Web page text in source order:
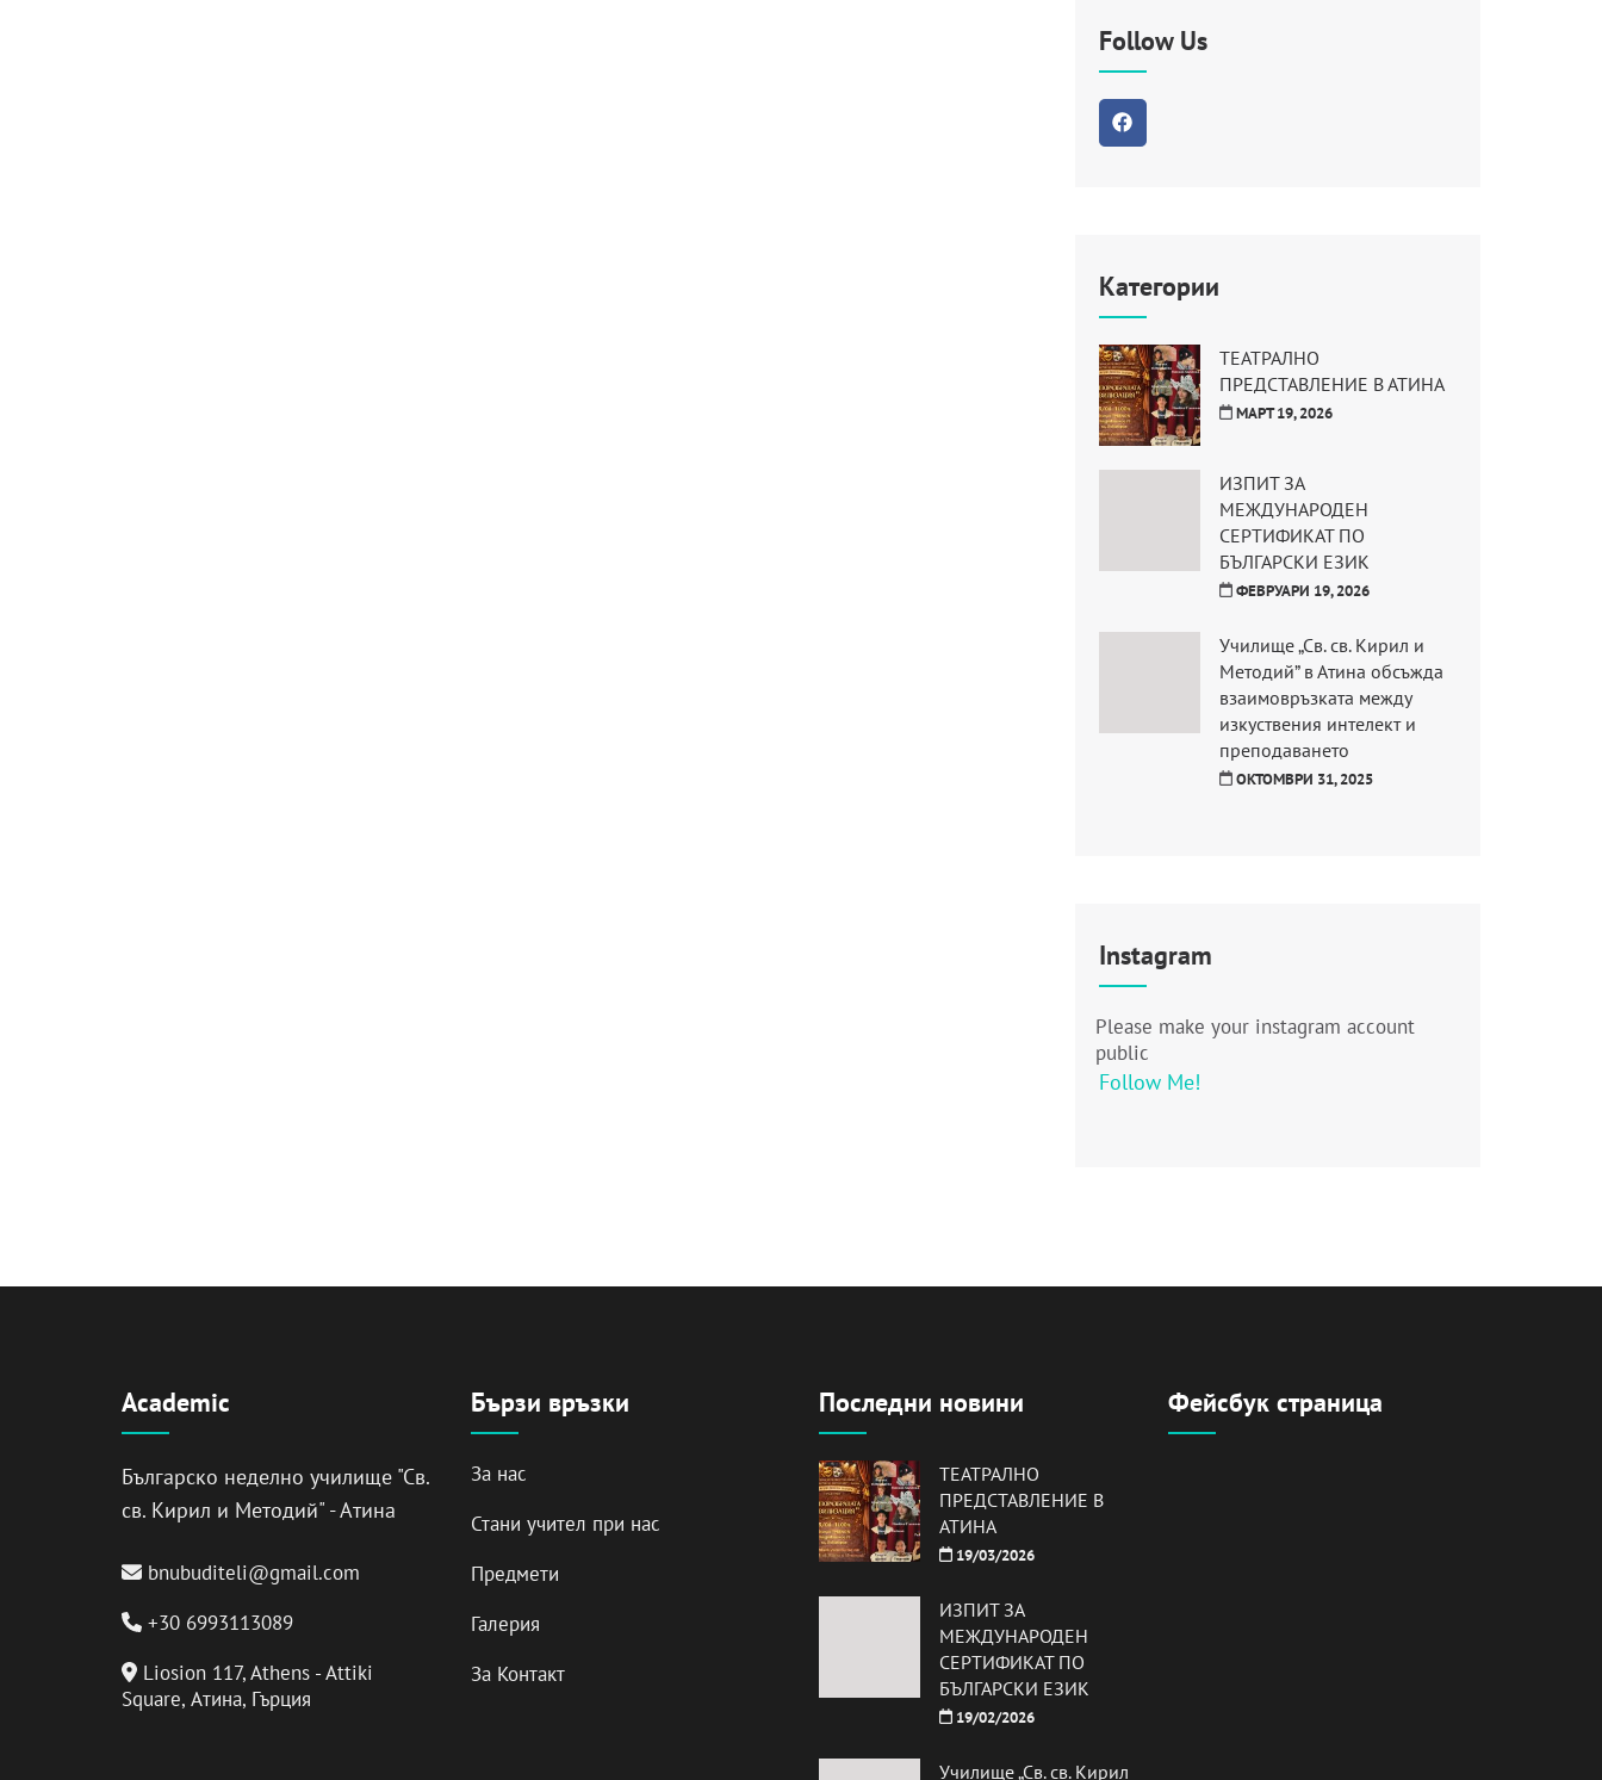
Follow Us
Категории
ТЕАТРАЛНО
ПРЕДСТАВЛЕНИЕ В АТИНА
МАРТ 19, 2026
ИЗПИТ ЗА
МЕЖДУНАРОДЕН
СЕРТИФИКАТ ПО
БЪЛГАРСКИ ЕЗИК
ФЕВРУАРИ 19, 2026
Училище „Св. св. Кирил и
Методий” в Атина обсъжда
взаимовръзката между
изкуствения интелект и
преподаването
ОКТОМВРИ 31, 2025
Instagram
Please make your instagram account
public
Follow Me!
Academic
Българско неделно училище "Св.
св. Кирил и Методий" - Атина
bnubuditeli@gmail.com
+30 6993113089
Liosion 117, Athens - Attiki
Square, Атина, Гърция
Бързи връзки
За нас
Стани учител при нас
Предмети
Галерия
За Контакт
Последни новини
ТЕАТРАЛНО
ПРЕДСТАВЛЕНИЕ В
АТИНА
19/03/2026
ИЗПИТ ЗА
МЕЖДУНАРОДЕН
СЕРТИФИКАТ ПО
БЪЛГАРСКИ ЕЗИК
19/02/2026
Училище „Св. св. Кирил
Фейсбук страница